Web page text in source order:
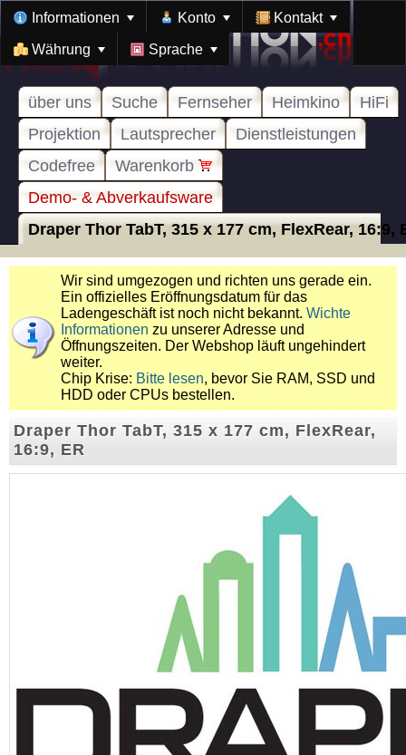
Informationen Konto Kontakt
Währung Sprache
über uns Suche Fernseher Heimkino
HiFi
Projektion
Lautsprecher
Dienstleistungen
Codefree
Warenkorb
Demo- & Abverkaufsware
Draper Thor TabT, 315 x 177 cm, FlexRear, 16:9,
Wir sind umgezogen und richten uns gerade ein.
Ein offizielles Eröffnungsdatum für das
Ladengeschäft ist noch nicht bekannt. Wichte
Informationen zu unserer Adresse und
Öffnungszeiten. Der Webshop läuft ungehindert
weiter.
Chip Krise: Bitte lesen, bevor Sie RAM, SSD und
HDD oder CPUs bestellen.
Draper Thor TabT, 315 x 177 cm, FlexRear,
16:9, ER